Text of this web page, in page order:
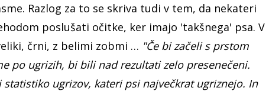
Razlog za to se skriva tudi v tem, da nekateri
poslušati očitke, ker imajo 'takšnega' psa. V
črni, z belimi zobmi … "Če bi začeli s prstom
po ugrizih, bi bili nad rezultati zelo presenečeni.
ugrizov, kateri psi največkrat ugriznejo. In